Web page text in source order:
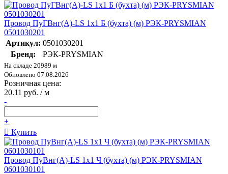
Провод ПуГВнг(А)-LS 1х1 Б (бухта) (м) РЭК-PRYSMIAN
0501030201
Артикул: 0501030201
Бренд:
РЭК-PRYSMIAN
На складе 20989 м
Обновлено 07.08.2026
Розничная цена:
20.11 руб. / м
-
+
Купить
Провод ПуВнг(А)-LS 1х1 Ч (бухта) (м) РЭК-PRYSMIAN
0601030101